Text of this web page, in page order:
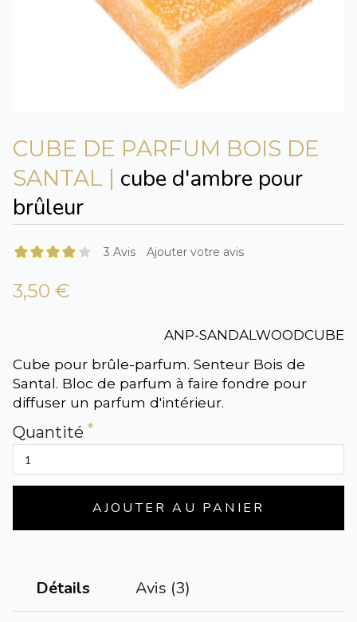
CUBE DE PARFUM BOIS DE
SANTAL | cube d'ambre pour
brûleur
3 Avis Ajouter votre avis
3,50 €
ANP-SANDALWOODCUBE
Cube pour brûle-parfum. Senteur Bois de
Santal. Bloc de parfum à faire fondre pour
diffuser un parfum d'intérieur.
Quantité
AJOUTER AU PANIER
Détails Avis (3)